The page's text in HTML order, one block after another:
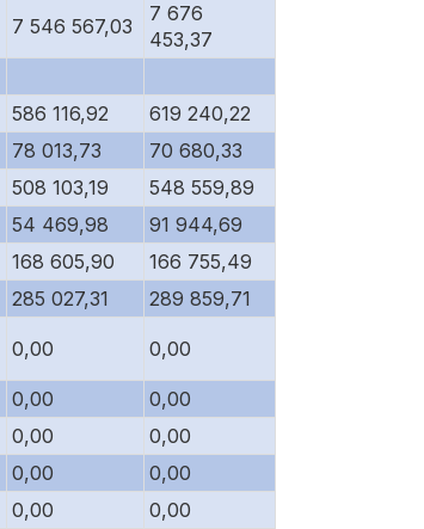
7 546 567,03
7 676
453,37
586 116,92
619 240,22
78 013,73
70 680,33
508 103,19
548 559,89
54 469,98
91 944,69
168 605,90
166 755,49
285 027,31
289 859,71
0,00 0,00
0,00
0,00
0,00
0,00
0,00
0,00
0,00
0,00